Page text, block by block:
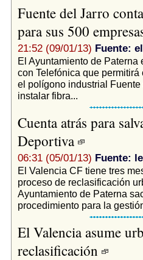
Fuente del Jarro
para sus 500
21:52 (09/01/13) Fuente:
El Ayuntamiento de Paterna
con Telefónica que
el polígono industrial
instalar fibra...
Cuenta atrás para
Deportiva
06:31 (05/01/13) Fuente:
El Valencia CF tiene tres
proceso de reclasificación
Ayuntamiento de Paterna
procedimiento para la
El Valencia asume
reclasificación